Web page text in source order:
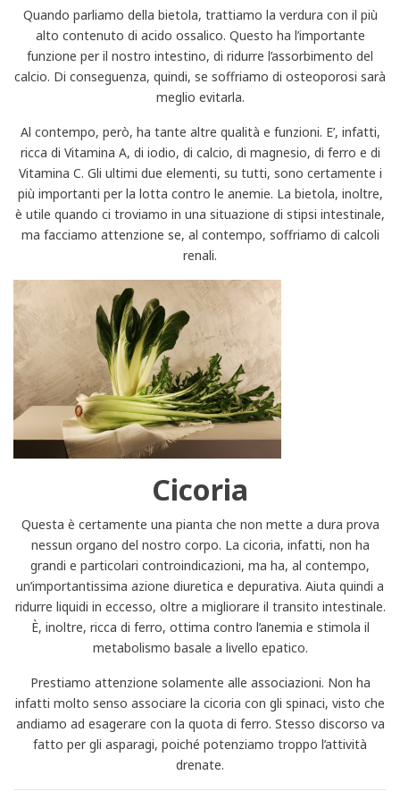
Quando parliamo della bietola, trattiamo la verdura con il più
alto contenuto di acido ossalico. Questo ha l’importante
funzione per il nostro intestino, di ridurre l’assorbimento del
calcio. Di conseguenza, quindi, se soffriamo di osteoporosi sarà
meglio evitarla.
Al contempo, però, ha tante altre qualità e funzioni. E’, infatti,
ricca di Vitamina A, di iodio, di calcio, di magnesio, di ferro e di
Vitamina C. Gli ultimi due elementi, su tutti, sono certamente i
più importanti per la lotta contro le anemie. La bietola, inoltre,
è utile quando ci troviamo in una situazione di stipsi intestinale,
ma facciamo attenzione se, al contempo, soffriamo di calcoli
renali.
Cicoria
Questa è certamente una pianta che non mette a dura prova
nessun organo del nostro corpo. La cicoria, infatti, non ha
grandi e particolari controindicazioni, ma ha, al contempo,
un’importantissima azione diuretica e depurativa. Aiuta quindi a
ridurre liquidi in eccesso, oltre a migliorare il transito intestinale.
È, inoltre, ricca di ferro, ottima contro l’anemia e stimola il
metabolismo basale a livello epatico.
Prestiamo attenzione solamente alle associazioni. Non ha
infatti molto senso associare la cicoria con gli spinaci, visto che
andiamo ad esagerare con la quota di ferro. Stesso discorso va
fatto per gli asparagi, poiché potenziamo troppo l’attività
drenate.